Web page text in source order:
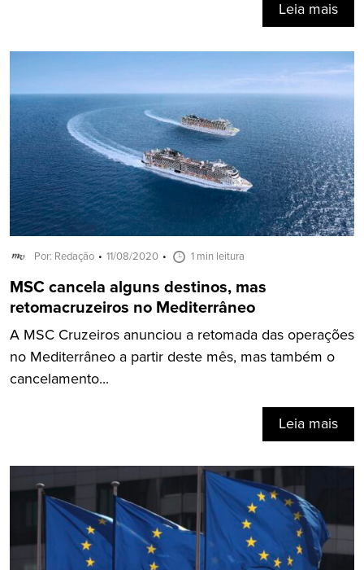
Leia mais
Por: Redação 11/08/2020 1 min leitura
MSC cancela alguns destinos, mas
retomacruzeiros no Mediterrâneo
A MSC Cruzeiros anunciou a retomada das operações
no Mediterrâneo a partir deste mês, mas também o
cancelamento...
Leia mais